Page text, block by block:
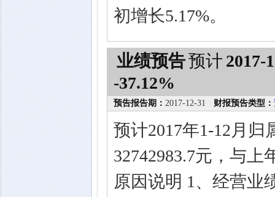
初增长5.17%。
业绩预告预计 2017-
-37.12%
预告报告期： 2017-12-31 财报预告类型：
预计2017年1-12月
32742983.7元，与
原因说明 1、经营业